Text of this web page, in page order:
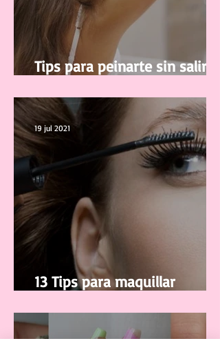
Tips para peinarte sin salir de
13 Tips para maquillar
19 jul 2021